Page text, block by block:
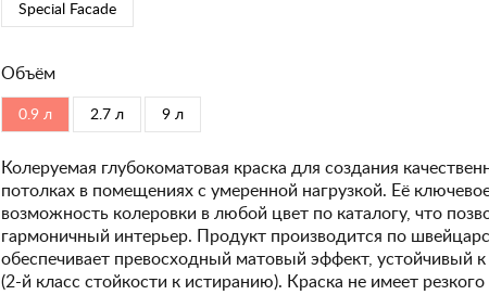
Special Faсade
Объём
0.9 л 2.7 л 9 л
Колеруемая глубокоматовая краска для создания
потолках в помещениях с умеренной нагрузкой. Её
возможность колеровки в любой цвет по каталогу, что
гармоничный интерьер. Продукт производится по
обеспечивает превосходный матовый эффект, устойчивый
(2-й класс стойкости к истиранию). Краска не имеет резкого